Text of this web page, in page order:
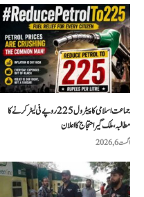
جماعت اسلامی کا پیٹرول 225 روپے فی لیٹر کرنے کا
مطالبہ، ملک گیر احتجاج کا اعلان
اگست 6, 2026